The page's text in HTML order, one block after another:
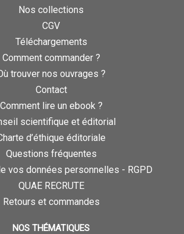
Nos collections
CGV
Téléchargements
Comment commander ?
trouver nos ouvrages ?
Contact
Comment lire un ebook ?
scientifique et éditorial
d’éthique éditoriale
Questions fréquentes
vos données personnelles - RGPD
QUAE RECRUTE
Retours et commandes
NOS THÉMATIQUES